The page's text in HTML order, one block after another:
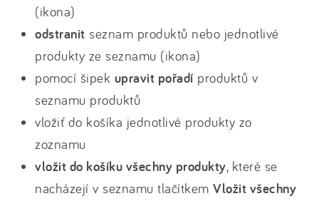
(ikona)
odstranit seznam produktů nebo jednotlivé
produkty ze seznamu (ikona)
pomocí šipek upravit pořadí produktů v
seznamu produktů
vložiť do košíka jednotlivé produkty zo
zoznamu
vložit do košíku všechny produkty, které se
nacházejí v seznamu tlačítkem Vložit všechny